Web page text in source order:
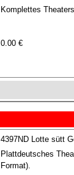
Komplettes
0.00 €
4397ND Lotte sütt
Plattdeutsches
Format).